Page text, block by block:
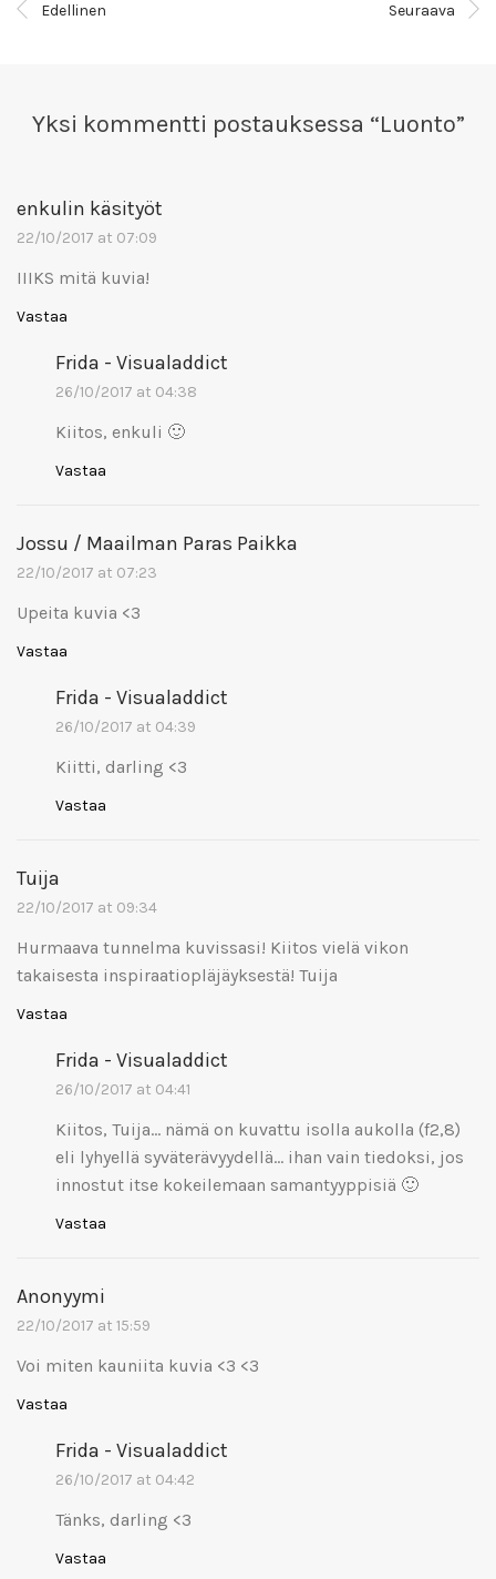
Edellinen Seuraava
Yksi kommentti postauksessa “Luonto”
enkulin käsityöt
22/10/2017 at 07:09
IIIKS mitä kuvia!
Vastaa
Frida - Visualaddict
26/10/2017 at 04:38
Kiitos, enkuli 🙂
Vastaa
Jossu / Maailman Paras Paikka
22/10/2017 at 07:23
Upeita kuvia <3
Vastaa
Frida - Visualaddict
26/10/2017 at 04:39
Kiitti, darling <3
Vastaa
Tuija
22/10/2017 at 09:34
Hurmaava tunnelma kuvissasi! Kiitos vielä vikon
takaisesta inspiraatiopläjäyksestä! Tuija
Vastaa
Frida - Visualaddict
26/10/2017 at 04:41
Kiitos, Tuija… nämä on kuvattu isolla aukolla (f2,8)
eli lyhyellä syväterävyydellä… ihan vain tiedoksi, jos
innostut itse kokeilemaan samantyyppisiä 🙂
Vastaa
Anonyymi
22/10/2017 at 15:59
Voi miten kauniita kuvia <3 <3
Vastaa
Frida - Visualaddict
26/10/2017 at 04:42
Tänks, darling <3
Vastaa